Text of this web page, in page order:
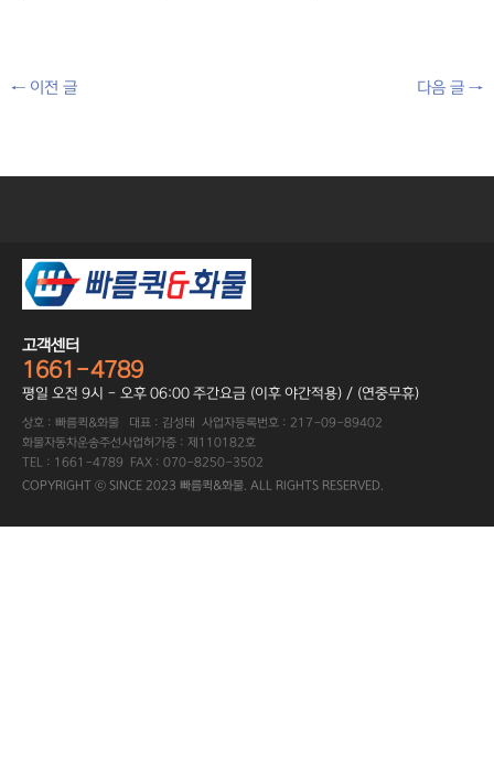
←이전 글 다음 글→
고객센터
1661-4789
평일 오전 9시 - 오후 06:00 주간요금 (이후 야간적용) / (연중무휴)
상호 : 빠름퀵&화물 대표 : 김성태 사업자등록번호 : 217-09-89402
화물자동차운송주선사업허가증 : 제110182호
TEL : 1661-4789 FAX : 070-8250-3502
COPYRIGHT ⓒ SINCE 2023 빠름퀵&화물. ALL RIGHTS RESERVED.